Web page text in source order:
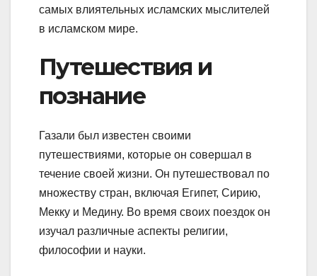
самых влиятельных исламских мыслителей
в исламском мире.
Путешествия и
познание
Газали был известен своими
путешествиями, которые он совершал в
течение своей жизни. Он путешествовал по
множеству стран, включая Египет, Сирию,
Мекку и Медину. Во время своих поездок он
изучал различные аспекты религии,
философии и науки.